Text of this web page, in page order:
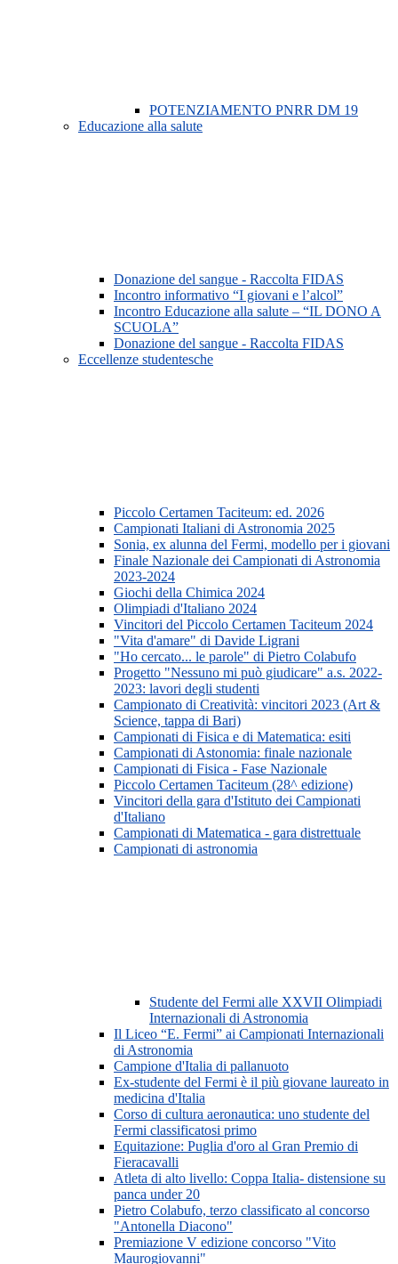
POTENZIAMENTO PNRR DM 19
Educazione alla salute
Donazione del sangue - Raccolta FIDAS
Incontro informativo “I giovani e l’alcol”
Incontro Educazione alla salute – “IL DONO A
SCUOLA”
Donazione del sangue - Raccolta FIDAS
Eccellenze studentesche
Piccolo Certamen Taciteum: ed. 2026
Campionati Italiani di Astronomia 2025
Sonia, ex alunna del Fermi, modello per i giovani
Finale Nazionale dei Campionati di Astronomia
2023-2024
Giochi della Chimica 2024
Olimpiadi d'Italiano 2024
Vincitori del Piccolo Certamen Taciteum 2024
"Vita d'amare" di Davide Ligrani
"Ho cercato... le parole" di Pietro Colabufo
Progetto "Nessuno mi può giudicare" a.s. 2022-
2023: lavori degli studenti
Campionato di Creatività: vincitori 2023 (Art &
Science, tappa di Bari)
Campionati di Fisica e di Matematica: esiti
Campionati di Astonomia: finale nazionale
Campionati di Fisica - Fase Nazionale
Piccolo Certamen Taciteum (28^ edizione)
Vincitori della gara d'Istituto dei Campionati
d'Italiano
Campionati di Matematica - gara distrettuale
Campionati di astronomia
Studente del Fermi alle XXVII Olimpiadi
Internazionali di Astronomia
Il Liceo “E. Fermi” ai Campionati Internazionali
di Astronomia
Campione d'Italia di pallanuoto
Ex-studente del Fermi è il più giovane laureato in
medicina d'Italia
Corso di cultura aeronautica: uno studente del
Fermi classificatosi primo
Equitazione: Puglia d'oro al Gran Premio di
Fieracavalli
Atleta di alto livello: Coppa Italia- distensione su
panca under 20
Pietro Colabufo, terzo classificato al concorso
"Antonella Diacono"
Premiazione V edizione concorso "Vito
Maurogiovanni"